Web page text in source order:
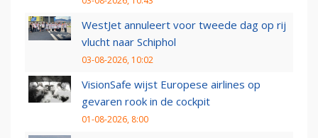
WestJet annuleert voor tweede dag op rij
vlucht naar Schiphol
03-08-2026, 10:02
VisionSafe wijst Europese airlines op
gevaren rook in de cockpit
01-08-2026, 8:00